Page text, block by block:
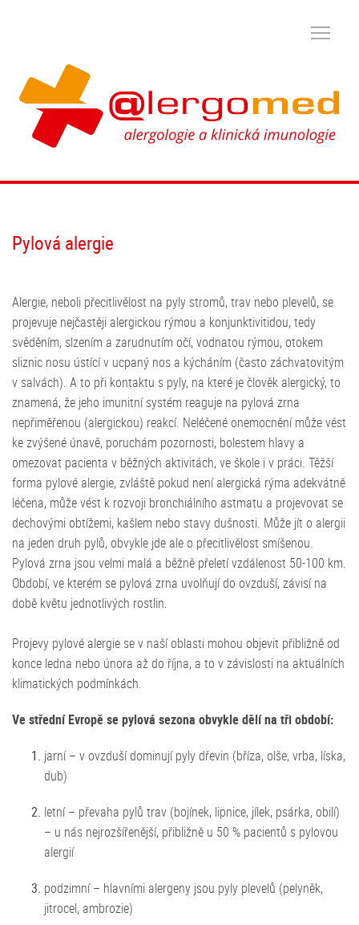
Pylová alergie
Alergie, neboli přecitlivělost na pyly stromů, trav nebo plevelů, se
projevuje nejčastěji alergickou rýmou a konjunktivitidou, tedy
svěděním, slzením a zarudnutím očí, vodnatou rýmou, otokem
sliznic nosu ústící v ucpaný nos a kýcháním (často záchvatovitým
v salvách). A to při kontaktu s pyly, na které je člověk alergický, to
znamená, že jeho imunitní systém reaguje na pylová zrna
nepřiměřenou (alergickou) reakcí. Neléčené onemocnění může vést
ke zvýšené únavě, poruchám pozornosti, bolestem hlavy a
omezovat pacienta v běžných aktivitách, ve škole i v práci. Těžší
forma pylové alergie, zvláště pokud není alergická rýma adekvátně
léčena, může vést k rozvoji bronchiálního astmatu a projevovat se
dechovými obtížemi, kašlem nebo stavy dušnosti. Může jít o alergii
na jeden druh pylů, obvykle jde ale o přecitlivělost smíšenou.
Pylová zrna jsou velmi malá a běžně přeletí vzdálenost 50-100 km.
Období, ve kterém se pylová zrna uvolňují do ovzduší, závisí na
době květu jednotlivých rostlin.
Projevy pylové alergie se v naší oblasti mohou objevit přibližně od
konce ledna nebo února až do října, a to v závislosti na aktuálních
klimatických podmínkách.
Ve střední Evropě se pylová sezona obvykle dělí na tři období:
jarní – v ovzduší dominují pyly dřevin (bříza, olše, vrba, líska,
dub)
letní – převaha pylů trav (bojínek, lipnice, jílek, psárka, obilí)
– u nás nejrozšířenější, přibližně u 50 % pacientů s pylovou
alergií
podzimní – hlavními alergeny jsou pyly plevelů (pelyněk,
jitrocel, ambrozie)